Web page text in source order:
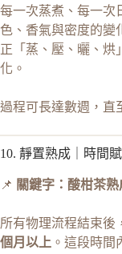
每一次蒸煮、每一次
色、香氣與密度的變
正「蒸、壓、曬、烘
化。
過程可長達數週，直
10. 靜置熟成｜時間
📌 關鍵字：酸柑茶
所有物理流程結束後
個月以上 。這段時